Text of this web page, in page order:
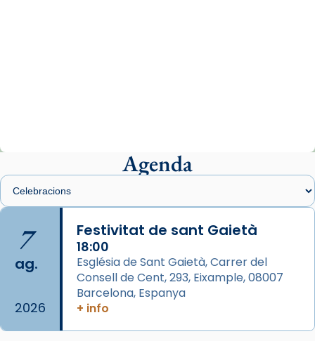
presidit aquest 27 de juliol la missa de Les
Santes de Mataró.
🔗
📸 J. Merino
Photo
View on Facebook · Share
Arquebisbat de Barcelona
2 weeks ago
Agenda
7
ag.
2026
Festivitat de sant Gaietà
18:00
Església de Sant Gaietà, Carrer del
Consell de Cent, 293, Eixample, 08007
Barcelona, Espanya
+ info